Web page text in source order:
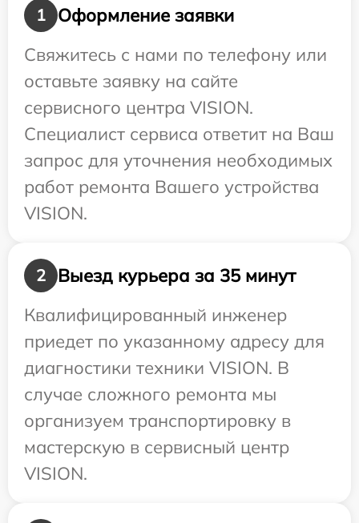
1
Оформление заявки
Свяжитесь с нами по телефону или
оставьте заявку на сайте
сервисного центра VISION.
Специалист сервиса ответит на Ваш
запрос для уточнения необходимых
работ ремонта Вашего устройства
VISION.
2
Выезд курьера за 35 минут
Квалифицированный инженер
приедет по указанному адресу для
диагностики техники VISION. В
случае сложного ремонта мы
организуем транспортировку в
мастерскую в сервисный центр
VISION.